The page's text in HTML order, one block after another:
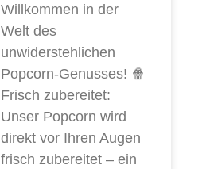
Willkommen in der
Welt des
unwiderstehlichen
Popcorn-Genusses! 🍿
Frisch zubereitet:
Unser Popcorn wird
direkt vor Ihren Augen
frisch zubereitet – ein